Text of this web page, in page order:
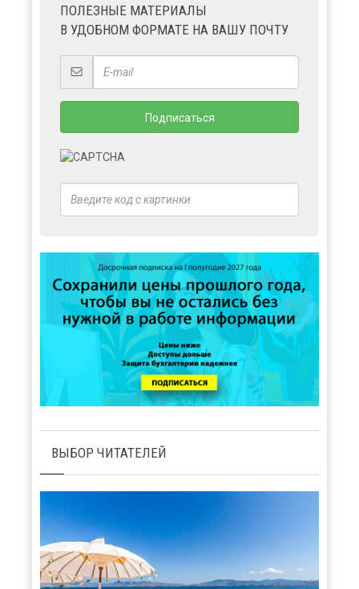
ПОЛЕЗНЫЕ МАТЕРИАЛЫ
В УДОБНОМ ФОРМАТЕ НА ВАШУ ПОЧТУ
ВЫБОР ЧИТАТЕЛЕЙ